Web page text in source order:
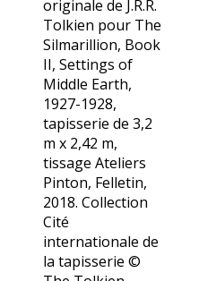
originale de J.R.R.
Tolkien pour The
Silmarillion, Book
II, Settings of
Middle Earth,
1927-1928,
tapisserie de 3,2
m x 2,42 m,
tissage Ateliers
Pinton, Felletin,
2018. Collection
Cité
internationale de
la tapisserie ©